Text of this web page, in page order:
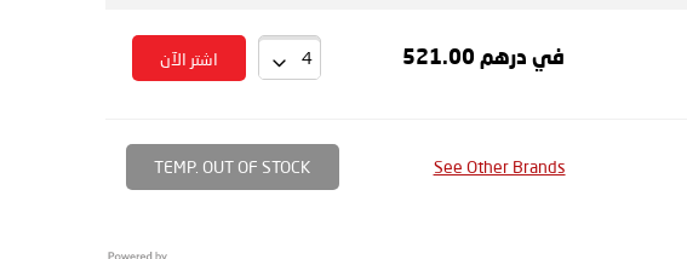
في درهم 521.00 اشتر الآن
See Other Brands
TEMP. OUT OF STOCK